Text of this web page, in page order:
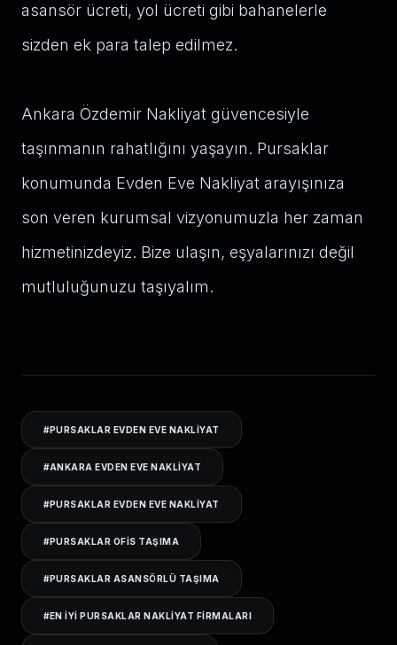
asansör ücreti, yol ücreti gibi bahanelerle
sizden ek para talep edilmez.
Ankara Özdemir Nakliyat güvencesiyle
taşınmanın rahatlığını yaşayın. Pursaklar
konumunda Evden Eve Nakliyat arayışınıza
son veren kurumsal vizyonumuzla her zaman
hizmetinizdeyiz. Bize ulaşın, eşyalarınızı değil
mutluluğunuzu taşıyalım.
#PURSAKLAR EVDEN EVE NAKLIYAT
#ANKARA EVDEN EVE NAKLIYAT
#PURSAKLAR EVDEN EVE NAKLIYAT
#PURSAKLAR OFIS TAŞIMA
#PURSAKLAR ASANSÖRLÜ TAŞIMA
#EN IYI PURSAKLAR NAKLIYAT FIRMALARI